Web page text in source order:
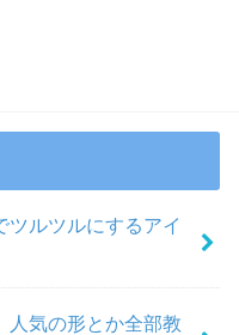
ツルツルにするアイ
人気の形とか全部教